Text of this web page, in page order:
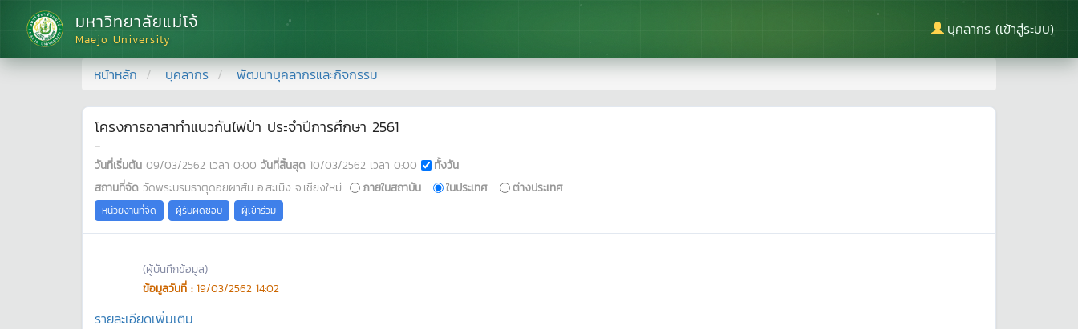
มหาวิทยาลัยแม่โจ้
Maejo University
บุคลากร (เข้าสู่ระบบ)
หน้าหลัก บุคลากร พัฒนาบุคลากรและกิจกรรม
โครงการอาสาทำแนวกันไฟป่า ประจำปีการศึกษา 2561
-
วันที่เริ่มต้น 09/03/2562 เวลา 0:00 วันที่สิ้นสุด 10/03/2562 เวลา 0:00
ทั้งวัน
สถานที่จัด วัดพระบรมธาตุดอยผาส้ม อ.สะเมิง จ.เชียงใหม่ ภายในสถาบัน ในประเทศ ต่างประเทศ
หน่วยงานที่จัด ผู้รับผิดชอบ ผู้เข้าร่วม
(ผู้บันทึกข้อมูล)
ข้อมูลวันที่ : 19/03/2562 14:02
รายละเอียดเพิ่มเติม